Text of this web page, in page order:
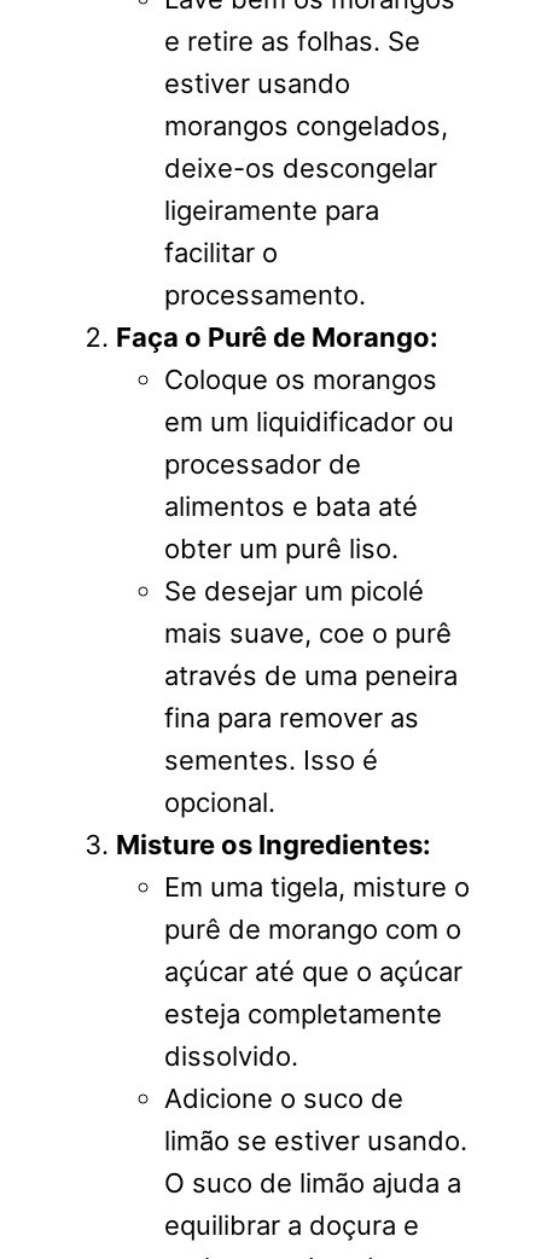
e retire as folhas. Se
estiver usando
morangos congelados,
deixe-os descongelar
ligeiramente para
facilitar o
processamento.
Faça o Purê de Morango:
Coloque os morangos
em um liquidificador ou
processador de
alimentos e bata até
obter um purê liso.
Se desejar um picolé
mais suave, coe o purê
através de uma peneira
fina para remover as
sementes. Isso é
opcional.
Misture os Ingredientes:
Em uma tigela, misture o
purê de morango com o
açúcar até que o açúcar
esteja completamente
dissolvido.
Adicione o suco de
limão se estiver usando.
O suco de limão ajuda a
equilibrar a doçura e